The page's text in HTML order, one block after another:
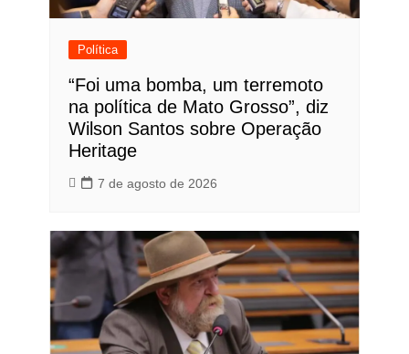
Política
“Foi uma bomba, um terremoto
na política de Mato Grosso”, diz
Wilson Santos sobre Operação
Heritage
7 de agosto de 2026